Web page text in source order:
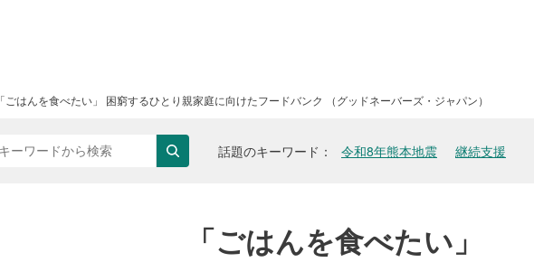
「ごはんを食べたい」 困窮するひとり親家庭に向けたフードバンク （グッドネーバーズ・ジャパン）
検索 話題のキーワード 令和8年熊本地震 継続支援
「ごはんを食べたい」